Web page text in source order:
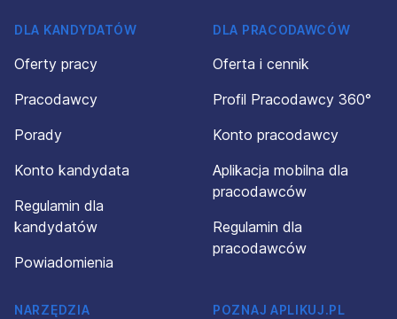
DLA KANDYDATÓW
Oferty pracy
Pracodawcy
Porady
Konto kandydata
Regulamin dla
kandydatów
Powiadomienia
DLA PRACODAWCÓW
Oferta i cennik
Profil Pracodawcy 360°
Konto pracodawcy
Aplikacja mobilna dla
pracodawców
Regulamin dla
pracodawców
NARZĘDZIA
POZNAJ APLIKUJ.PL